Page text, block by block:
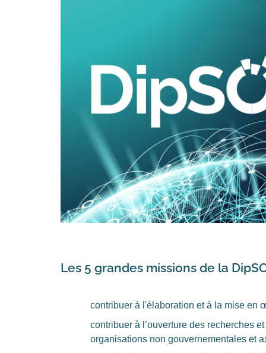
Les 5 grandes missions de la
contribuer à l'élaboration et à la mise en
contribuer à l’ouverture des recherches
organisations non gouvernementales et